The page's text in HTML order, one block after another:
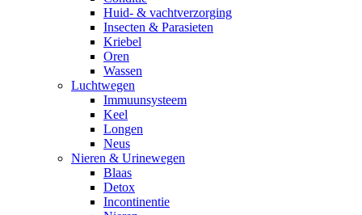
Huid- & vachtverzorging
Insecten & Parasieten
Kriebel
Oren
Wassen
Luchtwegen
Immuunsysteem
Keel
Longen
Neus
Nieren & Urinewegen
Blaas
Detox
Incontinentie